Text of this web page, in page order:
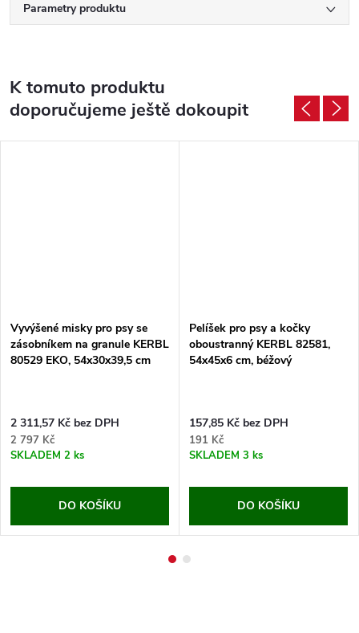
Parametry produktu
K tomuto produktu
doporučujeme ještě dokoupit
Vyvýšené misky pro psy se
zásobníkem na granule KERBL
80529 EKO, 54x30x39,5 cm
2 311,57 Kč bez DPH
2 797 Kč
SKLADEM 2 ks
DO KOŠÍKU
Pelíšek pro psy a kočky
oboustranný KERBL 82581,
54x45x6 cm, béžový
157,85 Kč bez DPH
191 Kč
SKLADEM 3 ks
DO KOŠÍKU